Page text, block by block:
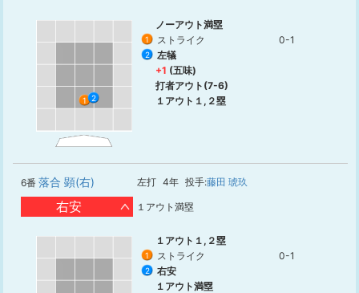
1 2
ノーアウト満塁
1 ストライク 0-1
2
左犠
+1 (五味)
打者アウト(7-6)
１アウト１,２塁
6番 落合 顕(右) 左打 4年 投手:藤田 琥玖
右安 １アウト満塁
１アウト１,２塁
1 ストライク 0-1
2
右安
１アウト満塁